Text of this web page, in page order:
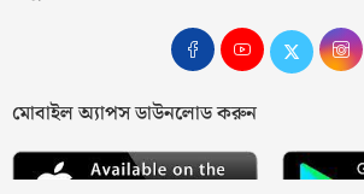
মোবাইল অ্যাপস ডাউনলোড করুন